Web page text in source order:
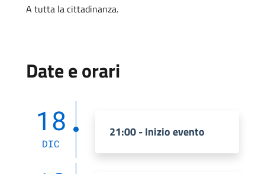
A tutta la cittadinanza.
Date e orari
18
DIC
21:00 - Inizio evento